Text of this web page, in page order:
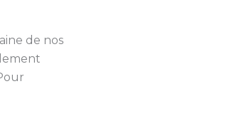
de nos